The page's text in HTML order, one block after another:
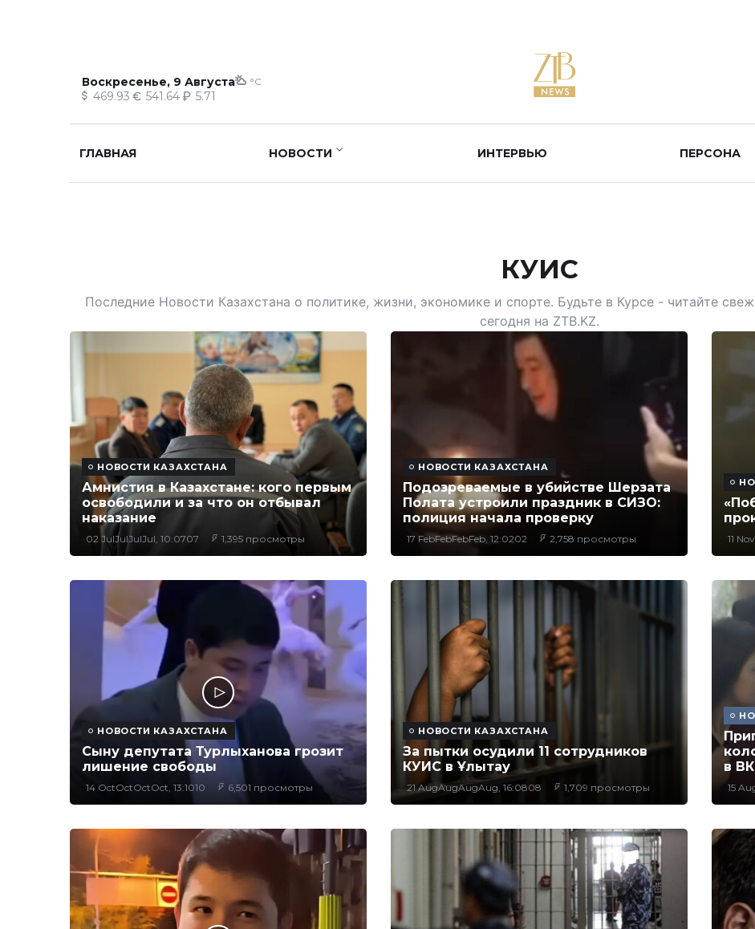
Воскресенье, 9 Августа °C
469.93 541.64 5.71
ГЛАВНАЯ НОВОСТИ ИНТЕРВЬЮ ПЕРСОНА
КУИС
Последние Новости Казахстана о политике, жизни, экономике и спорте. Будьте в Курсе - читайте
сегодня на ZTB.KZ.
НОВОСТИ КАЗАХСТАНА
Амнистия в Казахстане: кого первым
освободили и за что он отбывал
наказание
02 JulJulJulJul, 10:0707 1,395 просмотры
НОВОСТИ КАЗАХСТАНА
Подозреваемые в убийстве Шерзата
Полата устроили праздник в СИЗО:
полиция начала проверку
17 FebFebFebFeb, 12:0202 2,758 просмотры 11
НОВОСТИ КАЗАХСТАНА
Сыну депутата Турлыханова грозит
лишение свободы
14 OctOctOctOct, 13:1010 6,501 просмотры
НОВОСТИ КАЗАХСТАНА
За пытки осудили 11 сотрудников
КУИС в Ұлытау
21 AugAugAugAug, 16:0808 1,709 просмотры
в
15